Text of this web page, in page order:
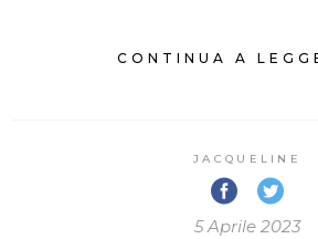
CONTINUA A
JACQUELINE
5 Aprile 2023